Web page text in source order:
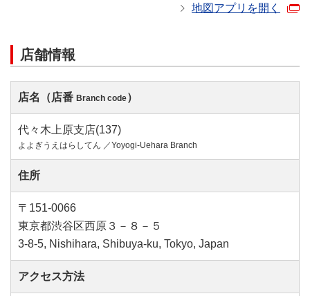
地図アプリを開く
店舗情報
店名（店番 Branch code）
代々木上原支店(137)
よよぎうえはらしてん ／Yoyogi-Uehara Branch
住所
〒151-0066
東京都渋谷区西原３－８－５
3-8-5, Nishihara, Shibuya-ku, Tokyo, Japan
アクセス方法